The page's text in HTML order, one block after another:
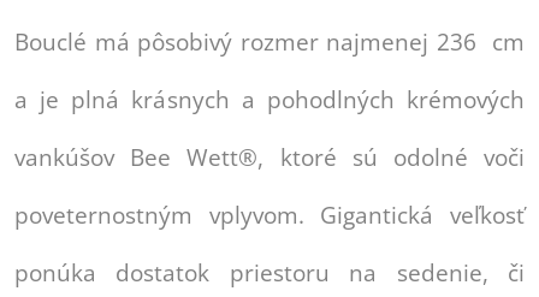
Bouclé má pôsobivý rozmer najmenej 236 cm
a je plná krásnych a pohodlných krémových
vankúšov Bee Wett®, ktoré sú odolné voči
poveternostným vplyvom. Gigantická veľkosť
ponúka dostatok priestoru na sedenie, či